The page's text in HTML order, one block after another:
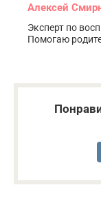
Алексей
Эксперт по
Помогаю